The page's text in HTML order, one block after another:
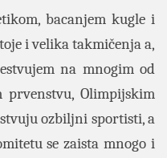
bacanjem kugle i
i velika takmičenja a,
na mnogim od
prvenstvu, Olimpijskim
ozbiljni sportisti, a
se zaista mnogo i